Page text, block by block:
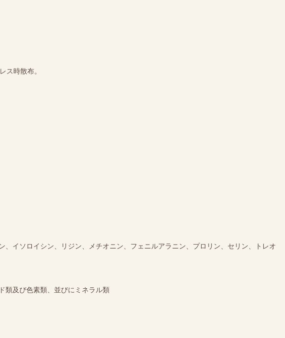
ス時散布。
イソロイシン、リジン、メチオニン、フェニルアラニン、プロリン、セリン、トレオ
類及び色素類、並びにミネラル類